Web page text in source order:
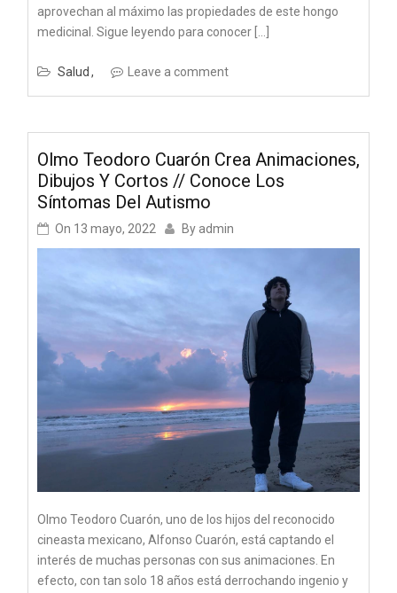
aprovechan al máximo las propiedades de este hongo
medicinal. Sigue leyendo para conocer […]
Salud Leave a comment
Olmo Teodoro Cuarón Crea Animaciones,
Dibujos Y Cortos // Conoce Los
Síntomas Del Autismo
On 13 mayo, 2022 By admin
Olmo Teodoro Cuarón, uno de los hijos del reconocido
cineasta mexicano, Alfonso Cuarón, está captando el
interés de muchas personas con sus animaciones. En
efecto, con tan solo 18 años está derrochando ingenio y